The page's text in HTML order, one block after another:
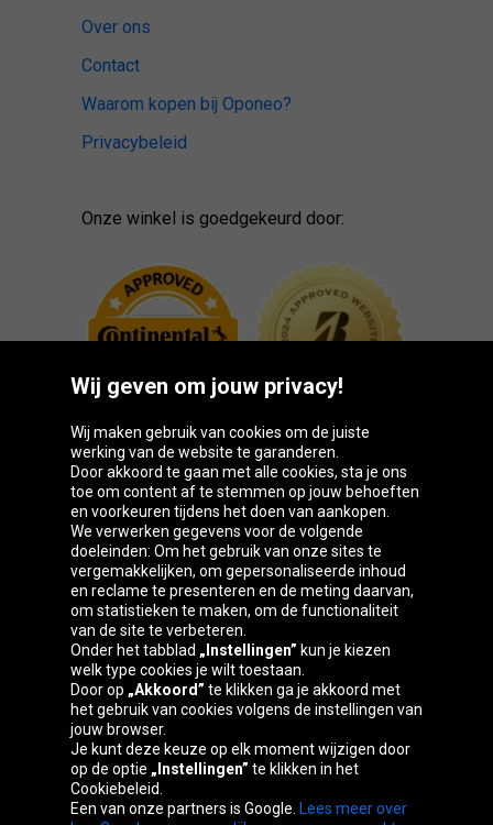
Over ons
Contact
Waarom kopen bij Oponeo?
Privacybeleid
Onze winkel is goedgekeurd door:
Oponeo-groep
Belgique
Česká
republika
Deutschland Éire
España France Italia Magyarország
Österreich
republika
Kingdom
Wij geven om jouw privacy!
Wij maken gebruik van cookies om de juiste
werking van de website te garanderen.
Door akkoord te gaan met alle cookies, sta je ons
toe om content af te stemmen op jouw behoeften
en voorkeuren tijdens het doen van aankopen.
We verwerken gegevens voor de volgende
doeleinden: Om het gebruik van onze sites te
vergemakkelijken, om gepersonaliseerde inhoud
en reclame te presenteren en de meting daarvan,
om statistieken te maken, om de functionaliteit
van de site te verbeteren.
Onder het tabblad „Instellingen” kun je kiezen
welk type cookies je wilt toestaan.
Door op „Akkoord” te klikken ga je akkoord met
het gebruik van cookies volgens de instellingen van
jouw browser.
Je kunt deze keuze op elk moment wijzigen door
op de optie „Instellingen” te klikken in het
Cookiebeleid.
Een van onze partners is Google. Lees meer over